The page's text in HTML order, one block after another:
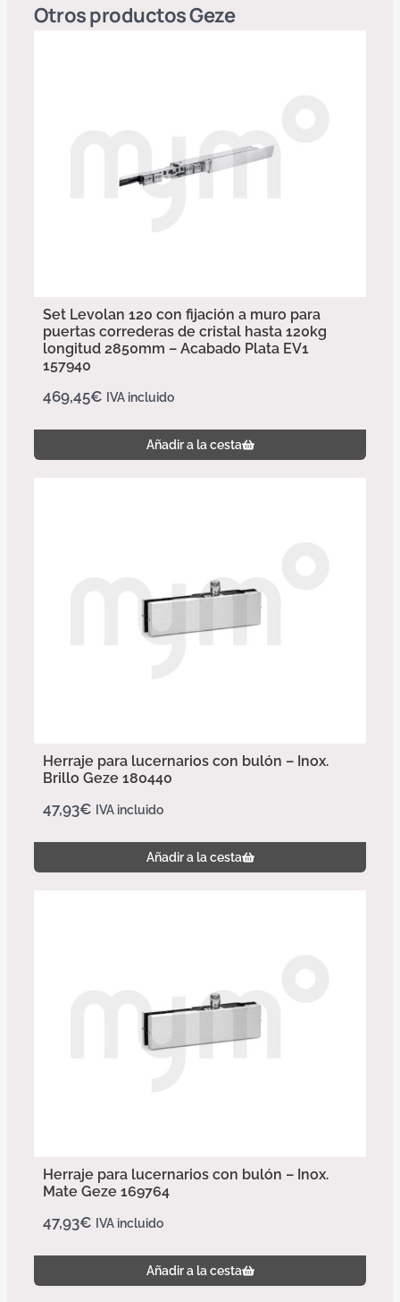
Otros productosGeze
Set Levolan 120 con fijación a muro para
puertas correderas de cristal hasta 120kg
longitud 2850mm – Acabado Plata EV1
157940
469,45€ IVA incluido
Añadir a la cesta
Herraje para lucernarios con bulón – Inox.
Brillo Geze 180440
47,93€ IVA incluido
Añadir a la cesta
Herraje para lucernarios con bulón – Inox.
Mate Geze 169764
47,93€ IVA incluido
Añadir a la cesta